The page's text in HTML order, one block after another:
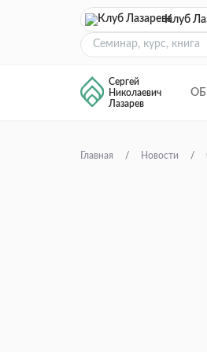
Клуб
Сергей
Николаевич
Лазарев
ОБ
Главная Новости